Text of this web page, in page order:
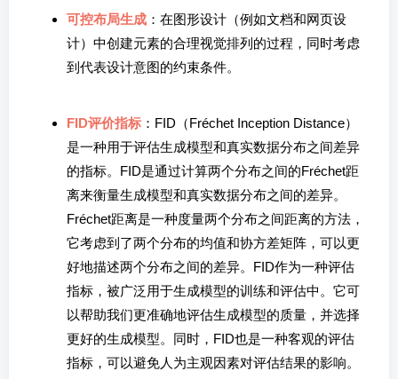
可控布局生成 ：在图形设计（例如文档和网页设
计）中创建元素的合理视觉排列的过程，同时考虑
到代表设计意图的约束条件。
FID评价指标 ：FID（Fréchet Inception Distance）
是一种用于评估生成模型和真实数据分布之间差异
的指标。FID是通过计算两个分布之间的Fréchet距
离来衡量生成模型和真实数据分布之间的差异。
Fréchet距离是一种度量两个分布之间距离的方法，
它考虑到了两个分布的均值和协方差矩阵，可以更
好地描述两个分布之间的差异。FID作为一种评估
指标，被广泛用于生成模型的训练和评估中。它可
以帮助我们更准确地评估生成模型的质量，并选择
更好的生成模型。同时，FID也是一种客观的评估
指标，可以避免人为主观因素对评估结果的影响。